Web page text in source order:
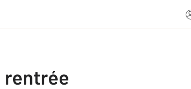
rentrée